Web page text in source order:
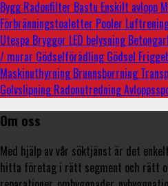
ByggRadonfilter Bastu Enskilt avlopp
Förbränningstoaletter Pooler
Utespa Bryggor LED belysning
/ murar GödselförädlingGödsel
MaskinuthyrningBrunnsborrning
GolvslipningRadonutredning
Om oss
Med hjälp av vår söktjänst är det
hitta företag i rätt segment och rätt